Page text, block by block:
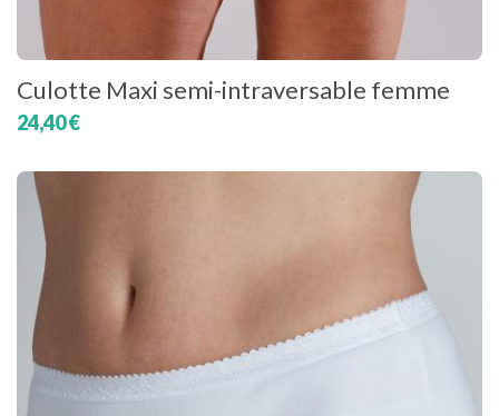
Culotte Maxi semi-intraversable femme
24,40 €